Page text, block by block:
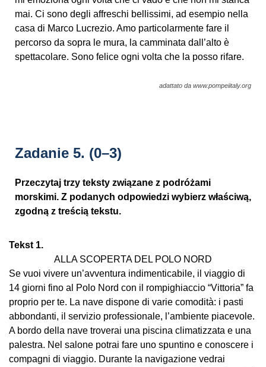
mai. Ci sono degli affreschi bellissimi, ad esempio nella
casa di Marco Lucrezio. Amo particolarmente fare il
percorso da sopra le mura, la camminata dall’alto è
spettacolare. Sono felice ogni volta che la posso rifare.
adattato da www.pompeiitaly.org
Zadanie 5. (0–3)
Przeczytaj trzy teksty związane z podróżami
morskimi. Z podanych odpowiedzi wybierz właściwą,
zgodną z treścią tekstu.
Tekst 1.
ALLA SCOPERTA DEL POLO NORD
Se vuoi vivere un’avventura indimenticabile, il viaggio di
14 giorni fino al Polo Nord con il rompighiaccio “Vittoria” fa
proprio per te. La nave dispone di varie comodità: i pasti
abbondanti, il servizio professionale, l’ambiente piacevole.
A bordo della nave troverai una piscina climatizzata e una
palestra. Nel salone potrai fare uno spuntino e conoscere i
compagni di viaggio. Durante la navigazione vedrai